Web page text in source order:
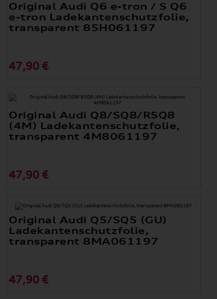
Original Audi Q6 e-tron / S Q6
e-tron Ladekantenschutzfolie,
transparent 85H061197
47,90 €
Original Audi Q8/SQ8/RSQ8
(4M) Ladekantenschutzfolie,
transparent 4M8061197
47,90 €
Original Audi Q5/SQ5 (GU)
Ladekantenschutzfolie,
transparent 8MA061197
47,90 €